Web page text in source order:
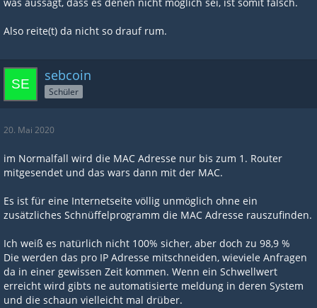
Also reite(t) da nicht so drauf rum.
sebcoin
Schüler
20. Mai 2020
im Normalfall wird die MAC Adresse nur bis zum 1. Router
mitgesendet und das wars dann mit der MAC.
Es ist für eine Internetseite völlig unmöglich ohne ein
zusätzliches Schnüffelprogramm die MAC Adresse rauszufinden.
Ich weiß es natürlich nicht 100% sicher, aber doch zu 98,9 %
Die werden das pro IP Adresse mitschneiden, wieviele Anfragen
da in einer gewissen Zeit kommen. Wenn ein Schwellwert
erreicht wird gibts ne automatisierte meldung in deren System
und die schaun vielleicht mal drüber.